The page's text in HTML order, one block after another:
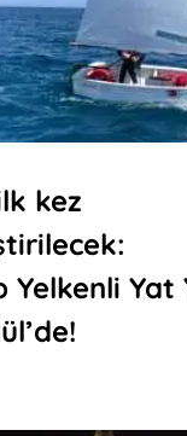
kez
Yelkenli Yat